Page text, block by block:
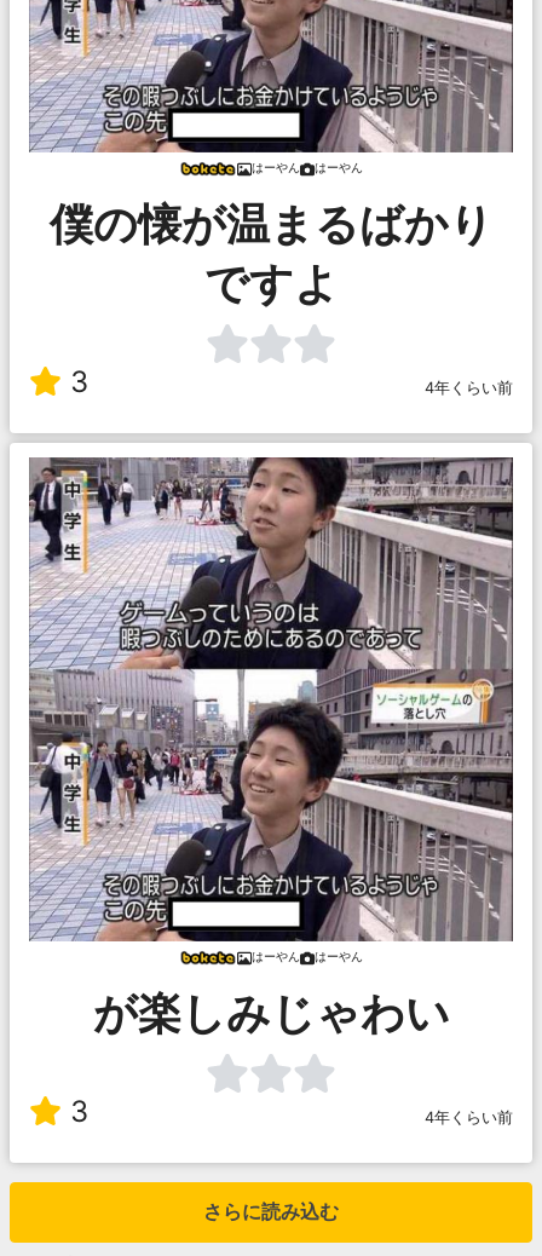
はーやん はーやん
僕の懐が温まるばかり
ですよ
3 4年くらい前
はーやん はーやん
が楽しみじゃわい
3 4年くらい前
さらに読み込む